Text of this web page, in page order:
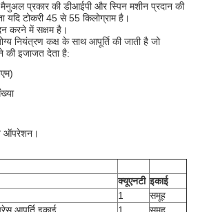
मैनुअल प्रकार की डीआईपी और स्पिन मशीन प्रदान की
यदि टोकरी 45 से 55 किलोग्राम है।
करने में सक्षम है।
नियंत्रण कक्ष के साथ आपूर्ति की जाती है जो
की इजाजत देता है:
ऑपरेशन।
क्यूएनटी इकाई
1
समूह